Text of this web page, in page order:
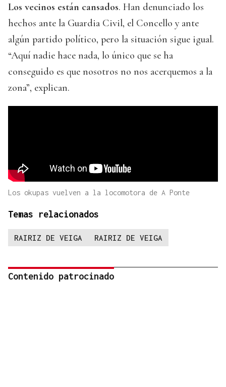
Los vecinos están cansados. Han denunciado los
hechos ante la Guardia Civil, el Concello y ante
algún partido político, pero la situación sigue igual.
“Aquí nadie hace nada, lo único que se ha
conseguido es que nosotros no nos acerquemos a la
zona”, explican.
Los okupas vuelven a la locomotora de A Ponte
Temas relacionados
RAIRIZ DE VEIGA RAIRIZ DE VEIGA
Contenido patrocinado